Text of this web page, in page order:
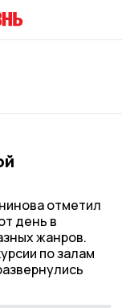
отметил
день в
жанров.
по залам